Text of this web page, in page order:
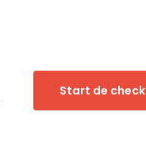
Start de check